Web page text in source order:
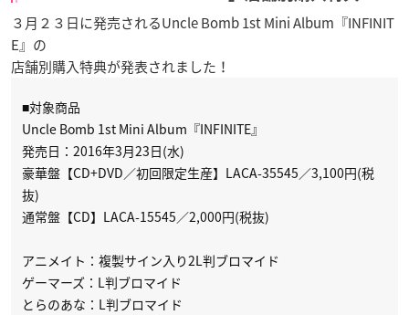
３月２３日に発売されるUncle Bomb 1st Mini Album『INFINIT
E』の
店舗別購入特典が発表されました！
■対象商品
Uncle Bomb 1st Mini Album『INFINITE』
発売日：2016年3月23日(水)
豪華盤【CD+DVD／初回限定生産】LACA-35545／3,100円(税
抜)
通常盤【CD】LACA-15545／2,000円(税抜)
アニメイト：複製サイン入り2L判ブロマイド
ゲーマーズ：L判ブロマイド
とらのあな：L判ブロマイド